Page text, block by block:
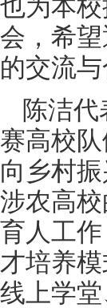
也为本
会，希
的交流
陈洁
赛高校
向乡村
涉农高
育人工作
才培养
线上学